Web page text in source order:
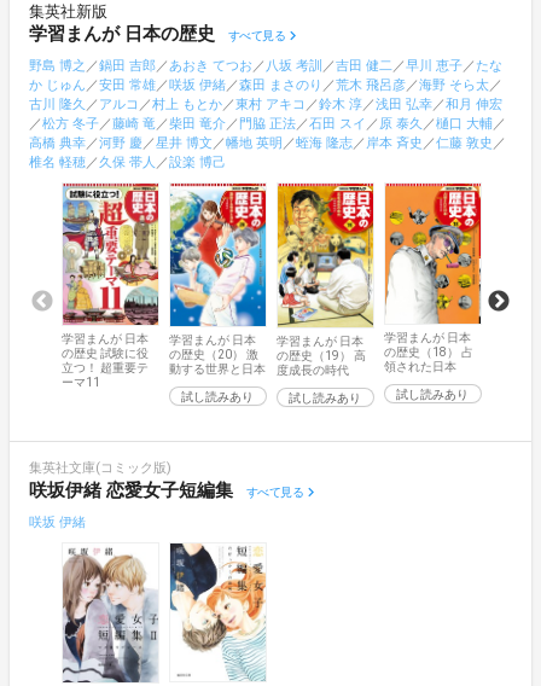
集英社新版
学習まんが 日本の歴史 すべて見る
野島 博之 ／鍋田 吉郎／あおき てつお ／ 八坂 考訓 ／吉田 健二／早川 恵子／ たな
か じゅん ／安田 常雄／咲坂 伊緒／森田 まさのり ／荒木 飛呂彦／海野 そら太／
古川 隆久 ／ アルコ ／村上 もとか／東村 アキコ ／鈴木 淳／浅田 弘幸／和月 伸宏
／松方 冬子／藤崎 竜／柴田 竜介／ 門脇 正法／石田 スイ ／ 原 泰久 ／樋口 大輔／
高橋 典幸／河野 慶 ／星井 博文 ／幡地 英明 ／蛭海 隆志／ 岸本 斉史 ／仁藤 敦史 ／
椎名 軽穂／ 久保 帯人 ／設楽 博己
学習まんが 日本
の歴史 試験に役
立つ！ 超重要テ
ーマ11
学習まんが 日本
の歴史（20） 激
動する世界と日本
試し読みあり
学習まんが 日本
の歴史（19） 高
度成長の時代
試し読みあり
学習まんが 日本
の歴史（18） 占
領された日本
試し読みあり
集英社文庫(コミック版)
咲坂伊緒 恋愛女子短編集 すべて見る
咲坂 伊緒